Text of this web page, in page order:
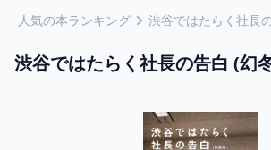
人気の本ランキング 渋谷ではたらく社長
渋谷ではたらく社長の告白 (幻